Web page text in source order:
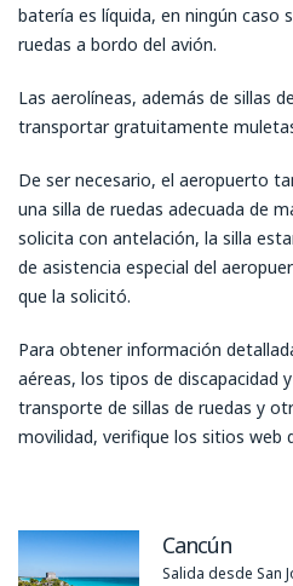
batería es líquida, en ningún caso
ruedas a bordo del avión.
Las aerolíneas, además de sillas
transportar gratuitamente
De ser necesario, el aeropuerto
una silla de ruedas adecuada de
solicita con antelación, la silla
de asistencia especial del
que la solicitó.
Para obtener información
aéreas, los tipos de discapacidad
transporte de sillas de ruedas y
movilidad, verifique los sitios web
Cancún
Salida desde San